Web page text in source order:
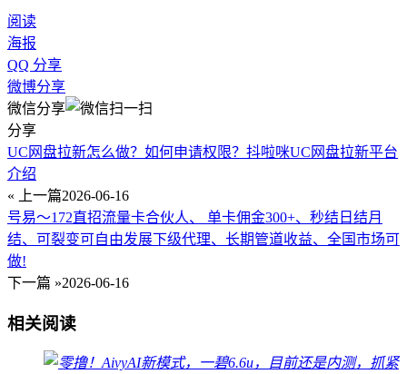
阅读
海报
QQ 分享
微博分享
微信分享
分享
UC网盘拉新怎么做？如何申请权限？抖啦咪UC网盘拉新平台
介绍
« 上一篇2026-06-16
号易～172直招流量卡合伙人、 单卡佣金300+、秒结日结月
结、可裂变可自由发展下级代理、长期管道收益、全国市场可
做!
下一篇 »2026-06-16
相关阅读